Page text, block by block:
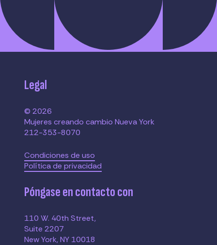
Legal
© 2026
Mujeres creando cambio Nueva York
212-353-8070
Condiciones de uso
Política de privacidad
Póngase en contacto con
110 W. 40th Street,
Suite 2207
New York, NY 10018